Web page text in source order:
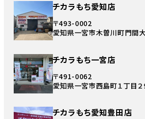
チカラもち愛知店
〒493-0002
愛知県一宮市木曽川町門間
チカラもち一宮店
〒491-0062
愛知県一宮市西島町１丁目２
チカラもち愛知豊田店